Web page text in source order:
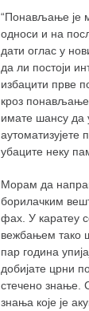
“Понављање је
односи и на
дати оглас у
да ли постоји
избацити прве
кроз
имате шансу да
аутоматизујете
убаците неку
Морам да
борилачким
фах. У каратеу
вежбањем тако
пар година
добијате црни
стечено знање.
знања које је